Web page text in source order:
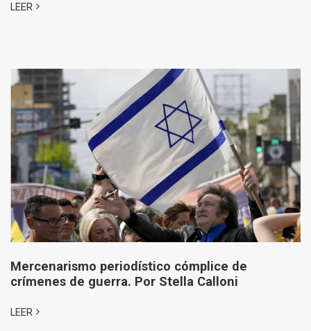
LEER
Mercenarismo periodístico cómplice de
crímenes de guerra. Por Stella Calloni
LEER